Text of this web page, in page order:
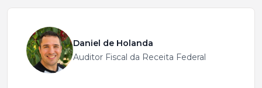
Daniel de Holanda
Auditor Fiscal da Receita Federal